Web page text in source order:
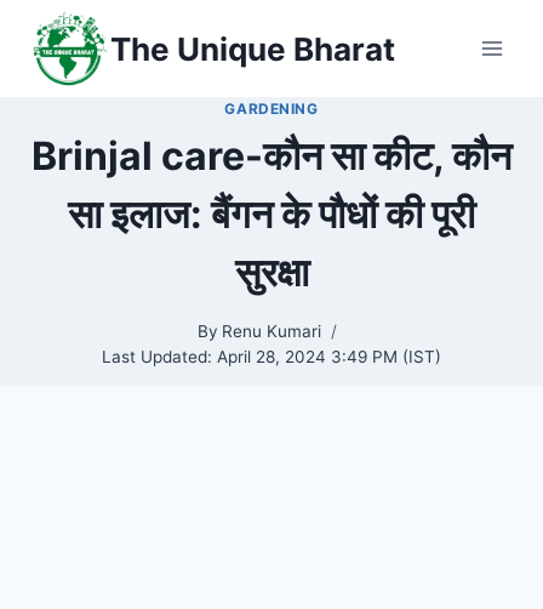
content
The Unique Bharat
GARDENING
Brinjal care-कौन सा कीट, कौन
सा इलाज: बैंगन के पौधों की पूरी
सुरक्षा
By Renu Kumari
Last Updated: April 28, 2024 3:49 PM (IST)